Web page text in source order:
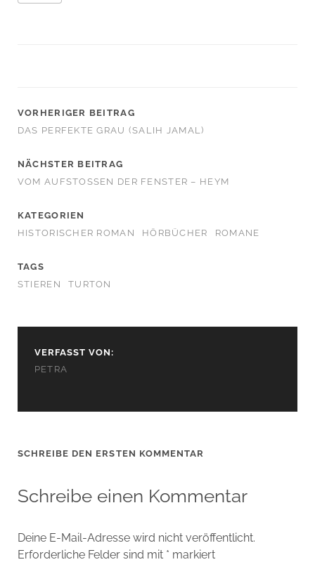
VORHERIGER BEITRAG
DAS PERFEKTE GRAU (SALIH JAMAL)
NÄCHSTER BEITRAG
VOM AUFSTOSSEN DER FENSTER – HEYM
KATEGORIEN
HISTORISCHER ROMAN
HÖRBÜCHER ROMANE
TAGS
STIEREN
TURTON
VERFASST VON:
PETRA
SCHREIBE DEN ERSTEN KOMMENTAR
Schreibe einen Kommentar
Deine E-Mail-Adresse wird nicht veröffentlicht.
Erforderliche Felder sind mit * markiert